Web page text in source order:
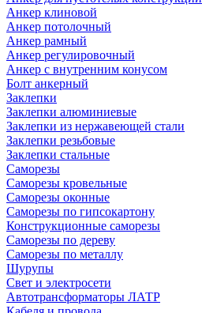
Анкер клиновой
Анкер потолочный
Анкер рамный
Анкер регулировочный
Анкер с внутренним конусом
Болт анкерный
Заклепки
Заклепки алюминиевые
Заклепки из нержавеющей стали
Заклепки резьбовые
Заклепки стальные
Саморезы
Саморезы кровельные
Саморезы оконные
Саморезы по гипсокартону
Конструкционные саморезы
Саморезы по дереву
Саморезы по металлу
Шурупы
Свет и электросети
Автотрансформаторы ЛАТР